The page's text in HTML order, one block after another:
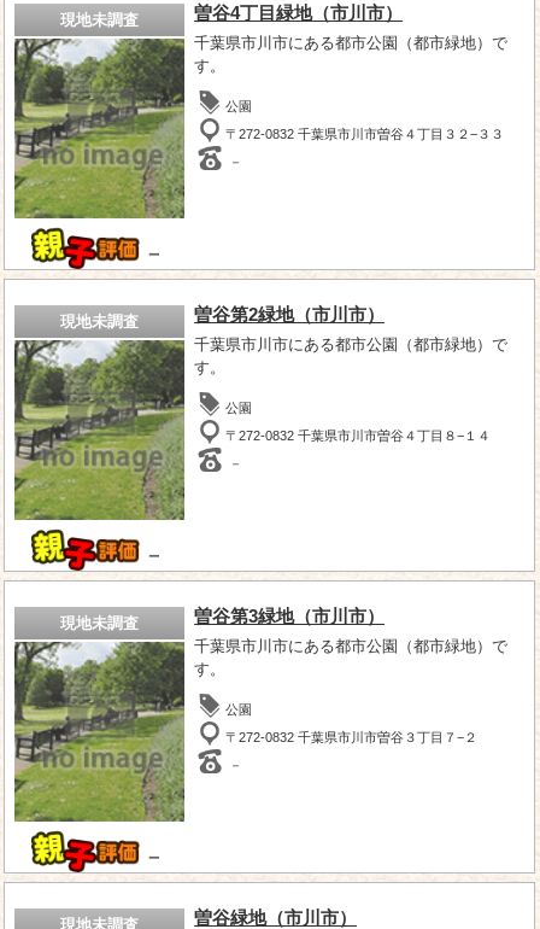
現地未調査
－
曽谷4丁目緑地（市川市）
千葉県市川市にある都市公園（都市緑地）で
す。
公園
〒272-0832 千葉県市川市曽谷４丁目３２−３３
－
現地未調査
－
曽谷第2緑地（市川市）
千葉県市川市にある都市公園（都市緑地）で
す。
公園
〒272-0832 千葉県市川市曽谷４丁目８−１４
－
現地未調査
－
曽谷第3緑地（市川市）
千葉県市川市にある都市公園（都市緑地）で
す。
公園
〒272-0832 千葉県市川市曽谷３丁目７−２
－
現地未調査 曽谷緑地（市川市）